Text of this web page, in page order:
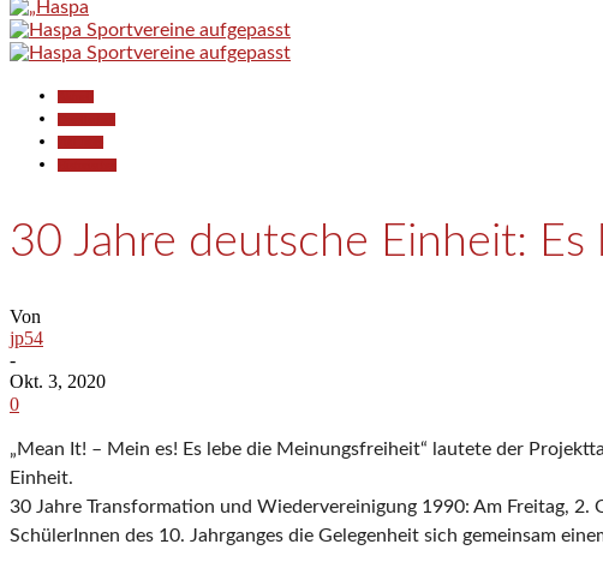
30 Jahre deutsche Einheit:
Von
jp54
-
Okt. 3, 2020
0
„Mean It! – Mein es! Es lebe die Meinungsfreiheit“ lautete der
Einheit.
30 Jahre Transformation und Wiedervereinigung 1990: Am Freitag, 2.
SchülerInnen des 10. Jahrganges die Gelegenheit sich gemeinsam